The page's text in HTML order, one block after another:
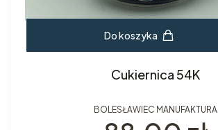
Do koszyka
Cukiernica 54K
BOLESŁAWIEC MANUFAKTURA